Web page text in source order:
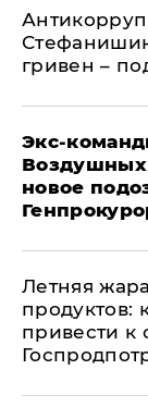
гривен –
Экс-
новое
Летняя
продуктов:
привести к